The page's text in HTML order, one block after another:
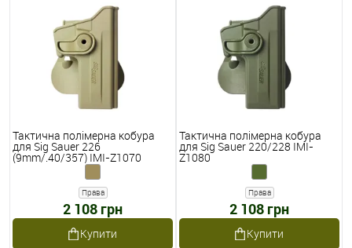
Тактична полімерна кобура
для Sig Sauer 226
(9mm/.40/357) IMI-Z1070
Права
2 108 грн
Купити
Тактична полімерна кобура
для Sig Sauer 220/228 IMI-
Z1080
Права
2 108 грн
Купити